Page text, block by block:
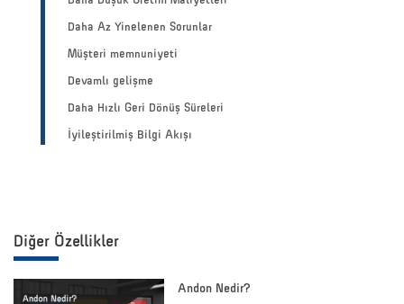
Daha Az Yinelenen Sorunlar
Müşteri memnuniyeti
Devamlı gelişme
Daha Hızlı Geri Dönüş Süreleri
İyileştirilmiş Bilgi Akışı
Diğer Özellikler
Andon Nedir?